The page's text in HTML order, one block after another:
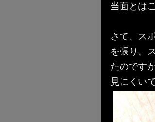
当面とは
さて、ス
を張り、
たのです
見にくい